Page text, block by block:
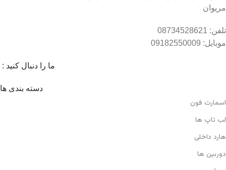
مریوان
تلفن: 08734528621
موبایل: 09182550009
ما را دنبال کنید :
دسته بندی ها
اسمارت فون
لب تاپ ها
هارد داخلی
دوربین ها